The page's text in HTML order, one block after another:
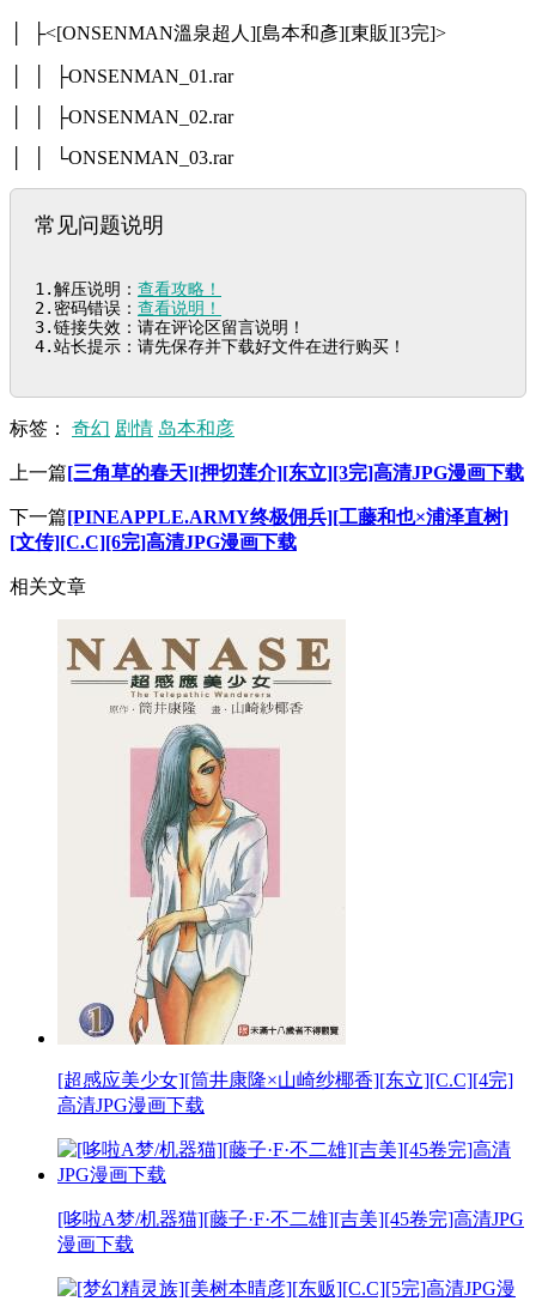
│ ├<[ONSENMAN溫泉超人][島本和彥][東販][3完]>
│ │ ├ONSENMAN_01.rar
│ │ ├ONSENMAN_02.rar
│ │ └ONSENMAN_03.rar
常见问题说明
1.解压说明： 查看攻略！
2.密码错误： 查看说明！
3.链接失效：请在评论区留言说明！
4.站长提示：请先保存并下载好文件在进行购买！
标签： 奇幻 剧情 岛本和彦
上一篇[三角草的春天][押切莲介][东立][3完]高清JPG漫画下载
下一篇[PINEAPPLE.ARMY终极佣兵][工藤和也×浦泽直树]
[文传][C.C][6完]高清JPG漫画下载
相关文章
[超感应美少女][筒井康隆×山崎纱椰香][东立][C.C][4完]
高清JPG漫画下载
[哆啦A梦/机器猫][藤子·F·不二雄][吉美][45卷完]高清JPG
漫画下载